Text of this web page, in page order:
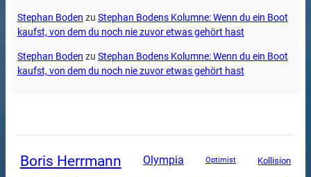
Stephan Boden zu Stephan Bodens Kolumne: Wenn du ein Boot
kaufst, von dem du noch nie zuvor etwas gehört hast
Stephan Boden zu Stephan Bodens Kolumne: Wenn du ein Boot
kaufst, von dem du noch nie zuvor etwas gehört hast
Boris Herrmann Olympia Optimist Kollision